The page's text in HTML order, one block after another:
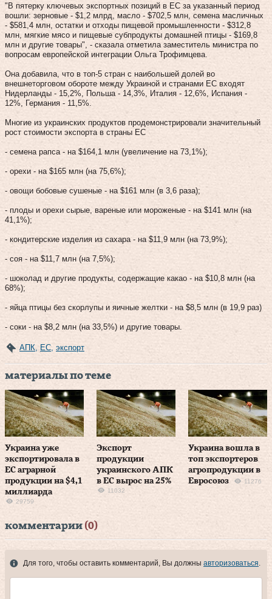
"В пятерку ключевых экспортных позиций в ЕС за указанный период
вошли: зерновые - $1,2 млрд, масло - $702,5 млн, семена масличных
- $581,4 млн, остатки и отходы пищевой промышленности - $312,8
млн, мягкие мясо и пищевые субпродукты домашней птицы - $169,8
млн и другие товары", - сказала отметила заместитель министра по
вопросам европейской интеграции Ольга Трофимцева.
Она добавила, что в топ-5 стран с наибольшей долей во
внешнеторговом обороте между Украиной и странами ЕС входят
Нидерланды - 15,2%, Польша - 14,3%, Италия - 12,6%, Испания -
12%, Германия - 11,5%.
Многие из украинских продуктов продемонстрировали значительный
рост стоимости экспорта в страны ЕС
- семена рапса - на $164,1 млн (увеличение на 73,1%);
- орехи - на $165 млн (на 75,6%);
- овощи бобовые сушеные - на $161 млн (в 3,6 раза);
- плоды и орехи сырые, вареные или мороженые - на $141 млн (на
41,1%);
- кондитерские изделия из сахара - на $11,9 млн (на 73,9%);
- соя - на $11,7 млн (на 7,5%);
- шоколад и другие продукты, содержащие какао - на $10,8 млн (на
68%);
- яйца птицы без скорлупы и яичные желтки - на $8,5 млн (в 19,9 раз)
- соки - на $8,2 млн (на 33,5%) и другие товары.
АПК ЕС экспорт
материалы по теме
Украина уже
экспортировала в
ЕС аграрной
продукции на $4,1
миллиарда
29759
Экспорт
продукции
украинского АПК
в ЕС вырос на 25%
11032
Украина вошла в
топ экспортеров
агропродукции в
Евросоюз
11276
комментарии (0)
Для того, чтобы оставить комментарий, Вы должны авторизоваться.